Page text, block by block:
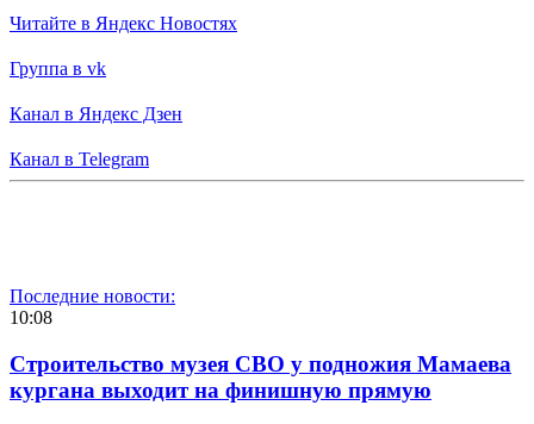
Читайте в Яндекс Новостях
Группа в vk
Канал в Яндекс Дзен
Канал в Telegram
Последние новости:
10:08
Строительство музея СВО у подножия Мамаева
кургана выходит на финишную прямую